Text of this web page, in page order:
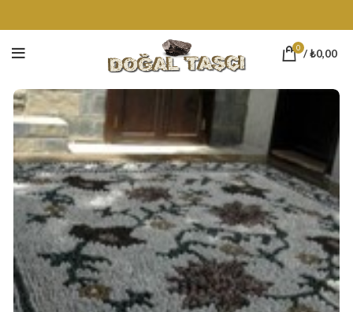
0 /₺0,00